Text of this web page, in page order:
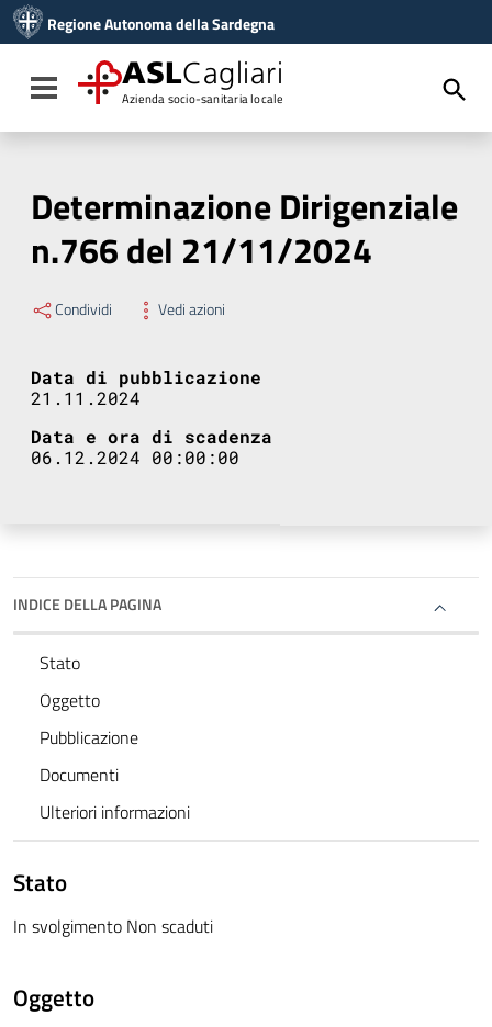
Vai al menu di navigazione
Vai al footer
Regione Autonoma della Sardegna
Toggle navigation
ASLCagliari
Azienda socio-sanitaria locale
Determinazione Dirigenziale
n.766 del 21/11/2024
Condividi Vedi azioni
Data di pubblicazione
21.11.2024
Data e ora di scadenza
06.12.2024 00:00:00
INDICE DELLA PAGINA
Stato
Oggetto
Pubblicazione
Documenti
Ulteriori informazioni
Stato
In svolgimento Non scaduti
Oggetto